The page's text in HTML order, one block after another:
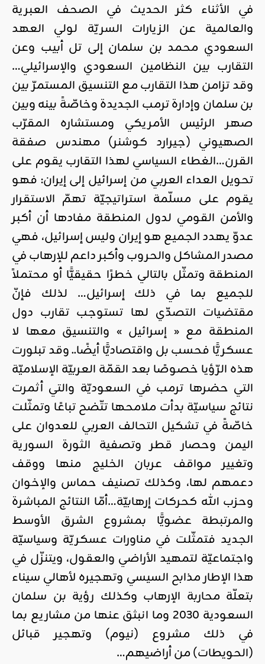
في الأثناء كثر الحديث في الصحف العبرية
والعالمية عن الزيارات السريّة لولي العهد
السعودي محمد بن سلمان إلى تل أبيب وعن
التقارب بين النظامين السعودي والإسرائيلي…
وقد تزامن هذا التقارب مع التنسيق المستمرّ بين
بن سلمان وإدارة ترمب الجديدة وخاصّةً بينه وبين
صهر الرئيس الأمريكي ومستشاره المقرّب
الصهيوني (جيرارد كوشنر) مهندس صفقة
القرن…الغطاء السياسي لهذا التقارب يقوم على
تحويل العداء العربي من إسرائيل إلى إيران: فهو
يقوم على مسلّمة استراتيجيّة تهمّ الاستقرار
والأمن القومي لدول المنطقة مفادها أن أكبر
عدوّ يهدد الجميع هو إيران وليس إسرائيل، فهي
مصدر المشاكل والحروب وأكبر داعم للإرهاب في
المنطقة وتمثّل بالتالي خطرًا حقيقيًّا أو محتملاً
للجميع بما في ذلك إسرائيل… لذلك فإنّ
مقتضيات التصدّي لها تستوجب تقارب دول
المنطقة مع « إسرائيل » والتنسيق معها لا
عسكريًّا فحسب بل واقتصاديًّا أيضًا.. وقد تبلورت
هذه الرّؤيا خصوصًا بعد القمّة العربيّة الإسلاميّة
التي حضرها ترمب في السعوديّة والتي أثمرت
نتائج سياسيّة بدأت ملامحها تتّضح تباعًا وتمثّلت
خاصّةً في تشكيل التحالف العربي للعدوان على
اليمن وحصار قطر وتصفية الثورة السورية
وتغيير مواقف عربان الخليج منها ووقف
دعمهم لها، وكذلك تصنيف حماس والإخوان
وحزب الله كحركات إرهابيّة…أمّا النتائج المباشرة
والمرتبطة عضويًّا بمشروع الشرق الأوسط
الجديد فتمثّلت في مناورات عسكريّة وسياسيّة
واجتماعيّة لتمهيد الأراضي والعقول، ويتنزّل في
هذا الإطار مذابح السيسي وتهجيره لأهالي سيناء
بتعلّة محاربة الإرهاب وكذلك رؤية بن سلمان
السعودية 2030 وما انبثق عنها من مشاريع بما
في ذلك مشروع (نيوم) وتهجير قبائل
(الحويطات) من أراضيهم…